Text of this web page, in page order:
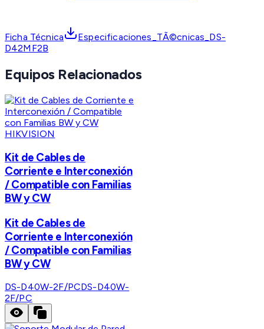
Ficha Técnica
Especificaciones_TÃ©cnicas_DS-
D42MF2B
Equipos Relacionados
HIKVISION
Kit de Cables de
Corriente e Interconexión
/ Compatible con Familias
BW y CW
Kit de Cables de
Corriente e Interconexión
/ Compatible con Familias
BW y CW
DS-D40W-2F/PCDS-D40W-
2F/PC